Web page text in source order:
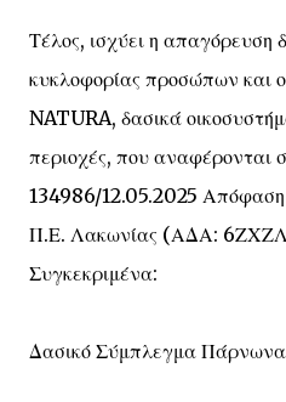
Τέλος, ισχύει η απαγόρευση
κυκλοφορίας προσώπων και
NATURA, δασικά
περιοχές, που αναφέρονται
134986/12.05.2025 Απόφαση
Π.Ε. Λακωνίας (ΑΔΑ:
Συγκεκριμένα:
Δασικό Σύμπλεγμα Πάρνωνα